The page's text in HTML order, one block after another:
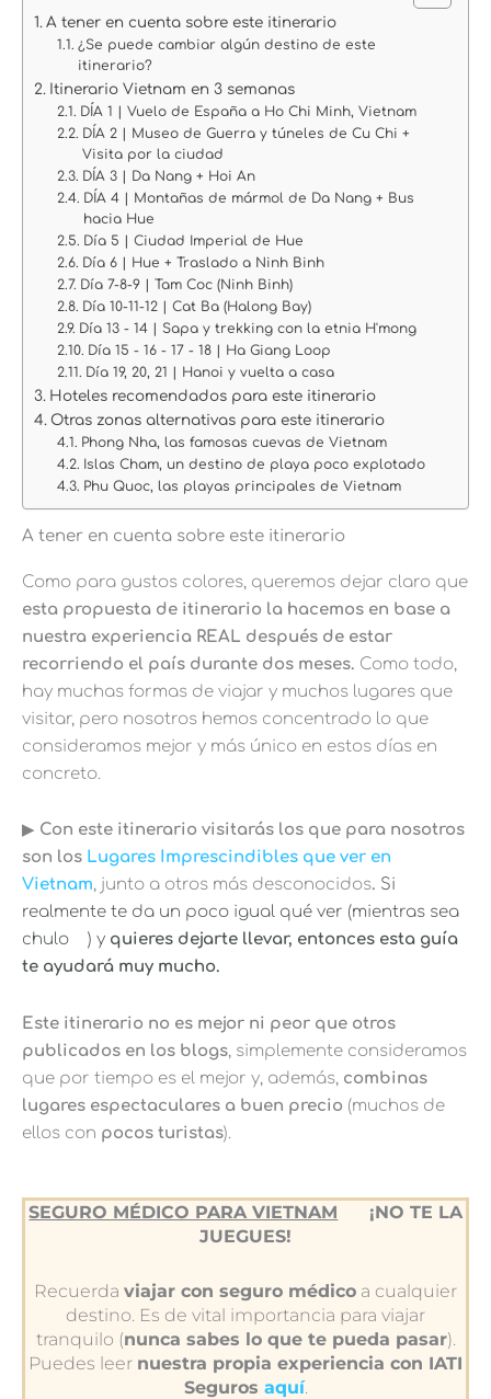
A tener en cuenta sobre este itinerario
¿Se puede cambiar algún destino de este
itinerario?
Itinerario Vietnam en 3 semanas
DÍA 1 | Vuelo de España a Ho Chi Minh, Vietnam
DÍA 2 | Museo de Guerra y túneles de Cu Chi +
Visita por la ciudad
DÍA 3 | Da Nang + Hoi An
DÍA 4 | Montañas de mármol de Da Nang + Bus
hacia Hue
Día 5 | Ciudad Imperial de Hue
Día 6 | Hue + Traslado a Ninh Binh
Día 7-8-9 | Tam Coc (Ninh Binh)
Día 10-11-12 | Cat Ba (Halong Bay)
Día 13 - 14 | Sapa y trekking con la etnia H'mong
Día 15 - 16 - 17 - 18 | Ha Giang Loop
Día 19, 20, 21 | Hanoi y vuelta a casa
Hoteles recomendados para este itinerario
Otras zonas alternativas para este itinerario
Phong Nha, las famosas cuevas de Vietnam
Islas Cham, un destino de playa poco explotado
Phu Quoc, las playas principales de Vietnam
A tener en cuenta sobre este itinerario
Como para gustos colores, queremos dejar claro que
esta propuesta de itinerario la hacemos en base a
nuestra experiencia REAL después de estar
recorriendo el país durante dos meses. Como todo,
hay muchas formas de viajar y muchos lugares que
visitar, pero nosotros hemos concentrado lo que
consideramos mejor y más único en estos días en
concreto.
▶︎ Con este itinerario visitarás los que para nosotros
son los Lugares Imprescindibles que ver en
Vietnam, junto a otros más desconocidos. Si
realmente te da un poco igual qué ver (mientras sea
chulo
) y quieres dejarte llevar, entonces esta guía
te ayudará muy mucho.
Este itinerario no es mejor ni peor que otros
publicados en los blogs, simplemente consideramos
que por tiempo es el mejor y, además, combinas
lugares espectaculares a buen precio (muchos de
ellos con pocos turistas).
SEGURO MÉDICO PARA VIETNAM
¡NO TE LA
JUEGUES!
Recuerda viajar con seguro médico a cualquier
destino. Es de vital importancia para viajar
tranquilo (nunca sabes lo que te pueda pasar).
Puedes leer nuestra propia experiencia con IATI
Seguros aquí.